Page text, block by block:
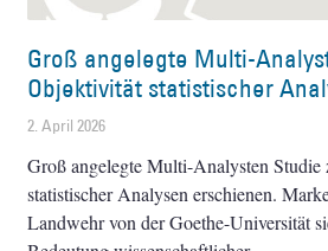
Groß angelegte Multi-
Objektivität statistischer
2. April 2026
Groß angelegte Multi-Analysten
statistischer Analysen erschienen.
Landwehr von der Goethe-Universität